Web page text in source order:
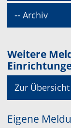
-- Archiv
Weitere
Zur Übersicht
Eigene